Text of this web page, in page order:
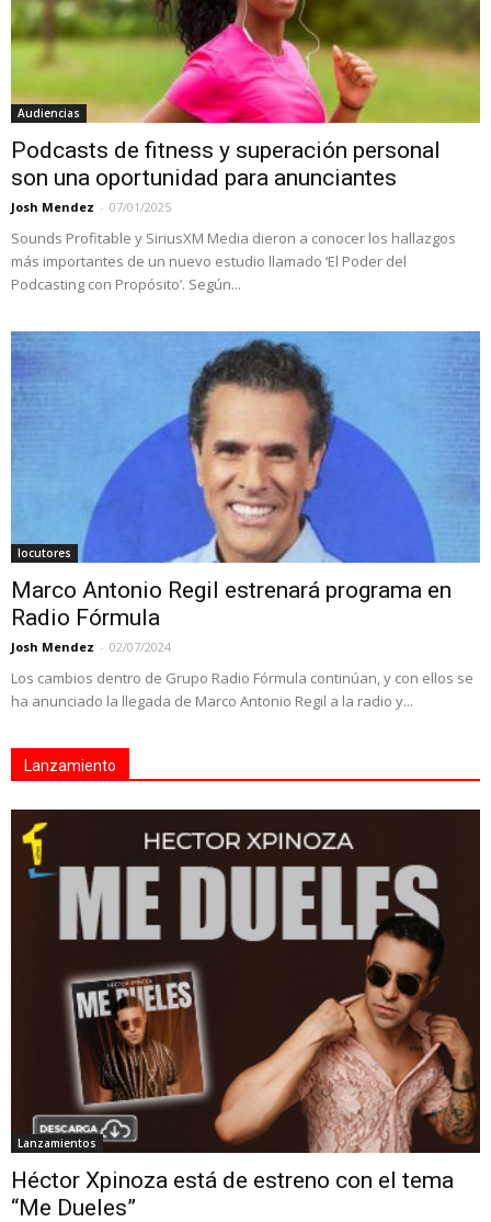
Audiencias
Podcasts de fitness y superación personal
son una oportunidad para anunciantes
Josh Mendez - 07/01/2025
Sounds Profitable y SiriusXM Media dieron a conocer los hallazgos
más importantes de un nuevo estudio llamado ‘El Poder del
Podcasting con Propósito’. Según...
locutores
Marco Antonio Regil estrenará programa en
Radio Fórmula
Josh Mendez - 02/07/2024
Los cambios dentro de Grupo Radio Fórmula continúan, y con ellos se
ha anunciado la llegada de Marco Antonio Regil a la radio y...
Lanzamiento
Lanzamientos
Héctor Xpinoza está de estreno con el tema
“Me Dueles”